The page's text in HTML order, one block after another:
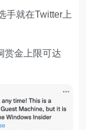
手就在Twitter上
赏金上限可达